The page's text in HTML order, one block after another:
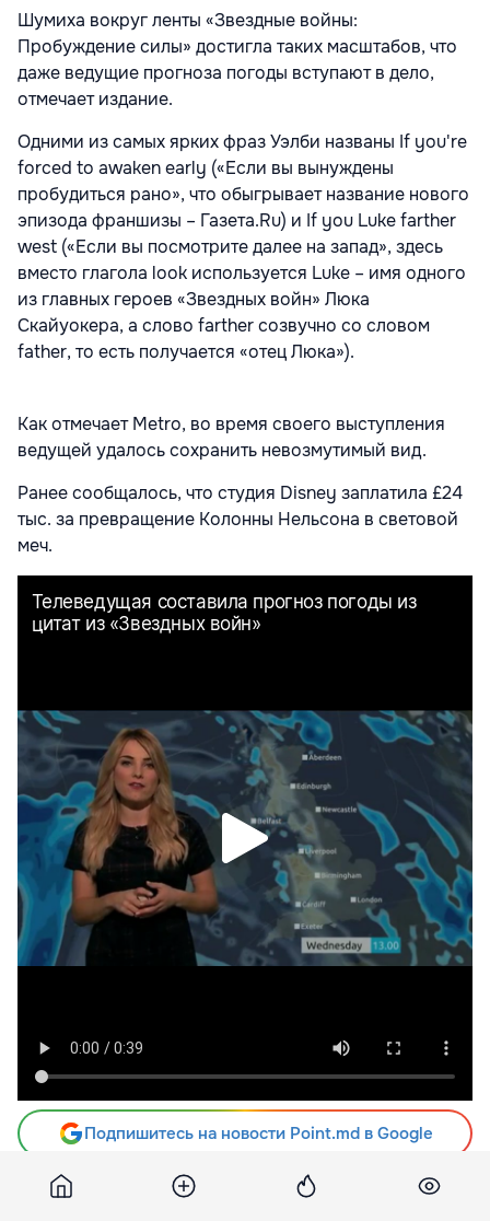
Шумиха вокруг ленты «Звездные войны:
Пробуждение силы» достигла таких масштабов, что
даже ведущие прогноза погоды вступают в дело,
отмечает издание.
Одними из самых ярких фраз Уэлби названы If you're
forced to awaken early («Если вы вынуждены
пробудиться рано», что обыгрывает название нового
эпизода франшизы – Газета.Ru) и If you Luke farther
west («Если вы посмотрите далее на запад», здесь
вместо глагола look используется Luke – имя одного
из главных героев «Звездных войн» Люка
Скайуокера, а слово farther созвучно со словом
father, то есть получается «отец Люка»).
Как отмечает Metro, во время своего выступления
ведущей удалось сохранить невозмутимый вид.
Ранее сообщалось, что студия Disney заплатила £24
тыс. за превращение Колонны Нельсона в световой
меч.
Подпишитесь на новости Point.md в Google